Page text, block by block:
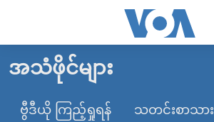
လွယ်ကူ
သည့်
မူလစာမျက်နှာ
မြန်မာ
အသံဖိုင်များ
ဗွီဒီယို ကြည့်ရှုရန် သတင်းစာသား